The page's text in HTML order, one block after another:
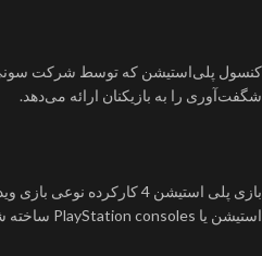
کنسول پلی‌استیشن که توسط شرکت سونی
شگفت‌آوری را به بازیکنان ارائه می‌دهد.
بازی پلی استیشن 4 کارکرده
استیشن یا PlayStation consoles ساخته شده اند.